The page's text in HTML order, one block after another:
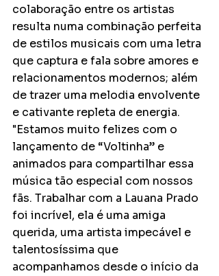
colaboração entre os artistas
resulta numa combinação perfeita
de estilos musicais com uma letra
que captura e fala sobre amores e
relacionamentos modernos; além
de trazer uma melodia envolvente
e cativante repleta de energia.
"Estamos muito felizes com o
lançamento de “Voltinha” e
animados para compartilhar essa
música tão especial com nossos
fãs. Trabalhar com a Lauana Prado
foi incrível, ela é uma amiga
querida, uma artista impecável e
talentosíssima que
acompanhamos desde o início da